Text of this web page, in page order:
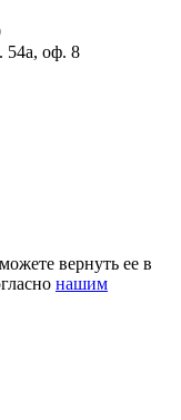
54а, оф. 8
вернуть ее в
нашим